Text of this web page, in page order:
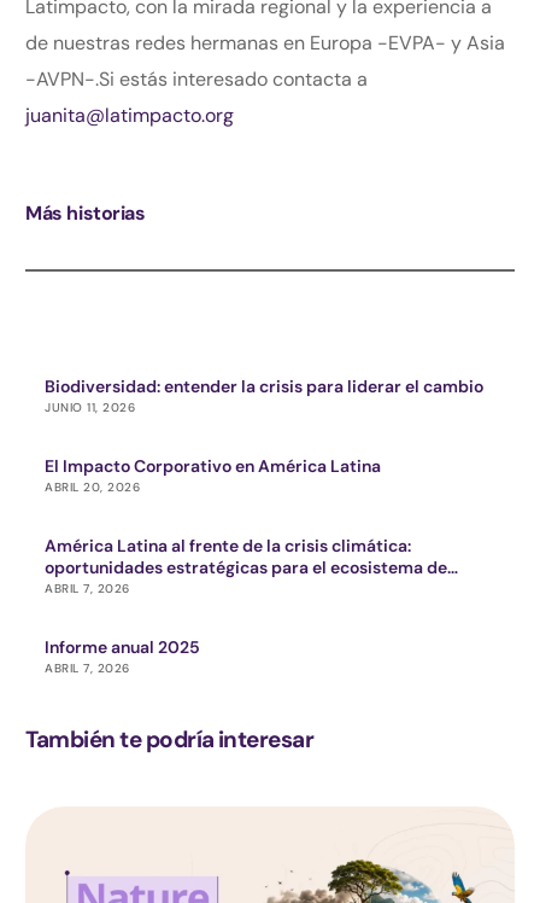
Latimpacto, con la mirada regional y la experiencia a
de nuestras redes hermanas en Europa -EVPA- y Asia
-AVPN-.Si estás interesado contacta a
juanita@latimpacto.org
Más historias
Biodiversidad: entender la crisis para liderar el cambio
JUNIO 11, 2026
El Impacto Corporativo en América Latina
ABRIL 20, 2026
América Latina al frente de la crisis climática:
oportunidades estratégicas para el ecosistema de
impacto
ABRIL 7, 2026
Informe anual 2025
ABRIL 7, 2026
También te podría interesar